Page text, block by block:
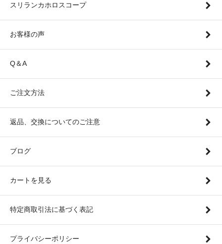
スリランカホロスコープ
お客様の声
Q＆A
ご注文方法
返品、交換についてのご注意
ブログ
カートを見る
特定商取引法に基づく表記
プライバシーポリシー